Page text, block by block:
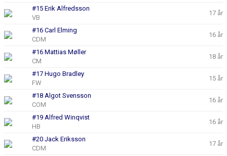
#15 Erik Alfredsson
VB
17 år
#16 Carl Elming
CDM
16 år
#16 Mattias Møller
CM
18 år
#17 Hugo Bradley
FW
15 år
#18 Algot Svensson
COM
16 år
#19 Alfred Winqvist
HB
16 år
#20 Jack Eriksson
CDM
17 år